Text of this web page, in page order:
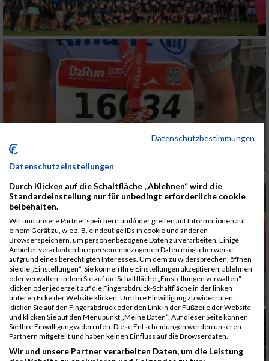
Datenschutzbestimmungen
Datenschutzeinstellungen
Durch Klicken auf die Schaltfläche „Ablehnen“ wird die
Standardeinstellung nur für unbedingt erforderliche cookie
beibehalten.
Wir und unsere Partner speichern und/oder greifen auf Informationen auf
einem Gerät zu, wie z. B. eindeutige IDs in cookie und anderen
Browserspeichern, um personenbezogene Daten zu verarbeiten. Einige
Anbieter verarbeiten Ihre personenbezogenen Daten möglicherweise
aufgrund eines berechtigten Interesses. Um dem zu widersprechen, öffnen
Sie die „Einstellungen“. Sie können Ihre Einstellungen akzeptieren, ablehnen
oder verwalten, indem Sie auf die Schaltfläche „Einstellungen verwalten“
klicken oder jederzeit auf die Fingerabdruck-Schaltfläche in der linken
unteren Ecke der Website klicken. Um Ihre Einwilligung zu widerrufen,
klicken Sie auf den Fingerabdruck oder den Link in der Fußzeile der Website
und klicken Sie auf den Menüpunkt „Meine Daten“. Auf dieser Seite können
Sie Ihre Einwilligung widerrufen. Diese Entscheidungen werden unseren
Partnern mitgeteilt und haben keinen Einfluss auf die Browserdaten.
Wir und unsere Partner verarbeiten Daten, um die Leistung